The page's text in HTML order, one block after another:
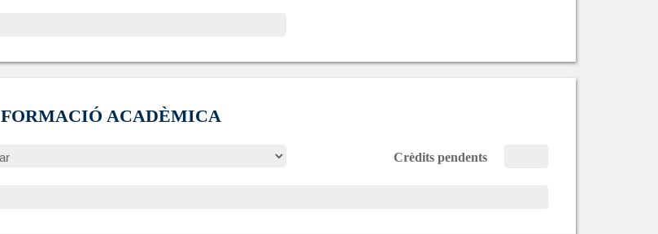
FORMACIÓ ACADÈMICA
Crèdits pendents